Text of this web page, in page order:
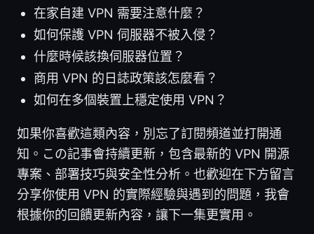
在家自建 VPN 需要注意什麼？
如何保護 VPN 伺服器不被入侵？
什麼時候該換伺服器位置？
商用 VPN 的日誌政策該怎麼看？
如何在多個裝置上穩定使用 VPN？
如果你喜歡這類內容，別忘了訂閱頻道並打開通
知。この記事會持續更新，包含最新的 VPN 開源
專案、部署技巧與安全性分析。也歡迎在下方留言
分享你使用 VPN 的實際經驗與遇到的問題，我會
根據你的回饋更新內容，讓下一集更實用。